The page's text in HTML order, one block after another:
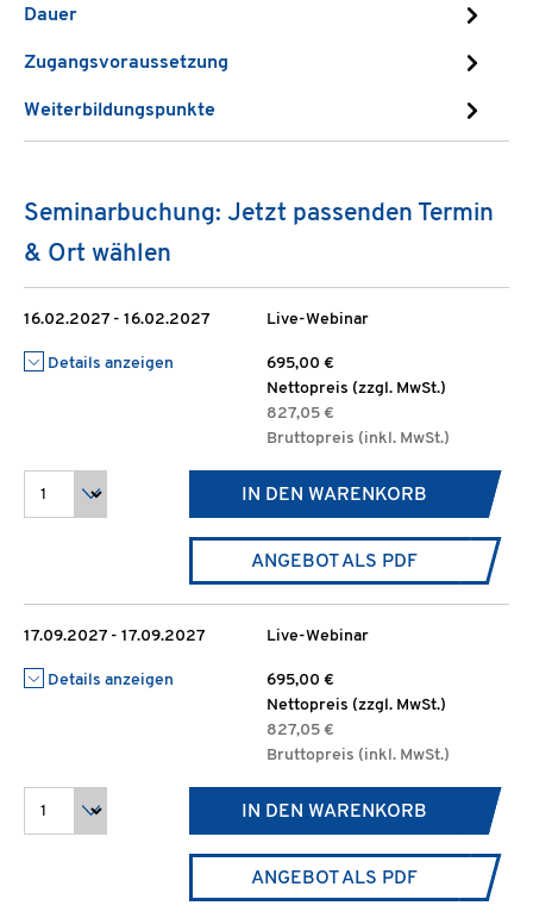
Dauer
Zugangsvoraussetzung
Weiterbildungspunkte
Seminarbuchung: Jetzt passenden Termin
& Ort wählen
16.02.2027 - 16.02.2027 Live-Webinar
Details anzeigen
695,00 €
Nettopreis (zzgl. MwSt.)
827,05 €
Bruttopreis (inkl. MwSt.)
IN DEN WARENKORB
ANGEBOT ALS PDF
17.09.2027 - 17.09.2027 Live-Webinar
Details anzeigen
695,00 €
Nettopreis (zzgl. MwSt.)
827,05 €
Bruttopreis (inkl. MwSt.)
IN DEN WARENKORB
ANGEBOT ALS PDF